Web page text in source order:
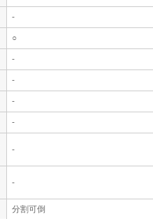
-
○
-
-
-
-
-
-
分割可倒